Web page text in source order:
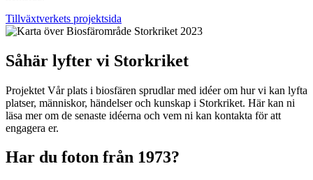
Tillväxtverkets projektsida
Såhär lyfter vi Storkriket
Projektet Vår plats i biosfären sprudlar med idéer om hur vi kan lyfta
platser, människor, händelser och kunskap i Storkriket. Här kan ni
läsa mer om de senaste idéerna och vem ni kan kontakta för att
engagera er.
Har du foton från 1973?